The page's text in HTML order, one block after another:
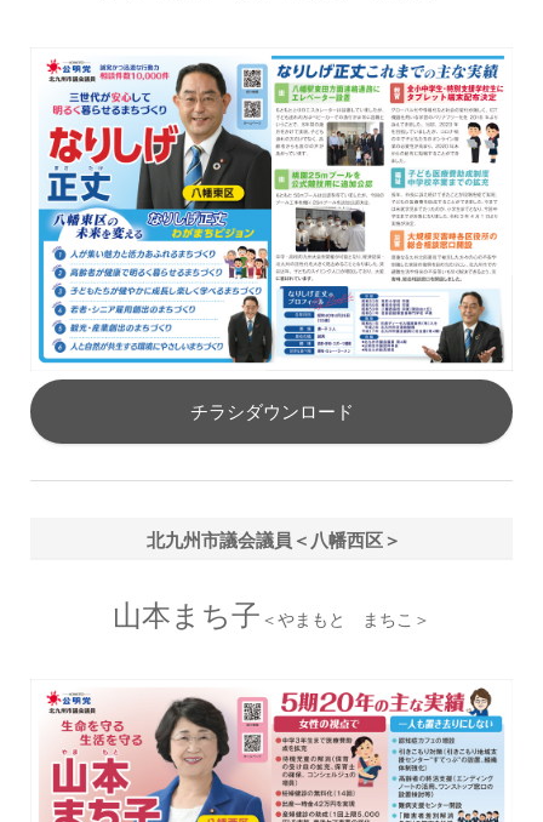
チラシダウンロード
北九州市議会議員＜八幡西区＞
山本まち子 ＜やまもと まちこ＞